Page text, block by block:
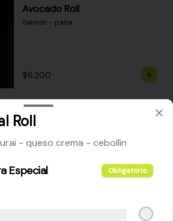
Avocado Roll
Salmón - palta
$6.200
Maki Cheese Roll
Roll
- queso crema - cebollín
Especial Obligatorio